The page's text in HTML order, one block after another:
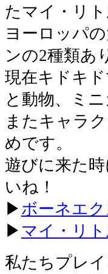
たマイ・リ
ヨーロッパ
ンの2種類あ
現在キドキ
と動物、ミ
またキャラ
めです。
遊びに来た
いね！
▶ ボーネエ
▶ マイ・リ
私たちプレ